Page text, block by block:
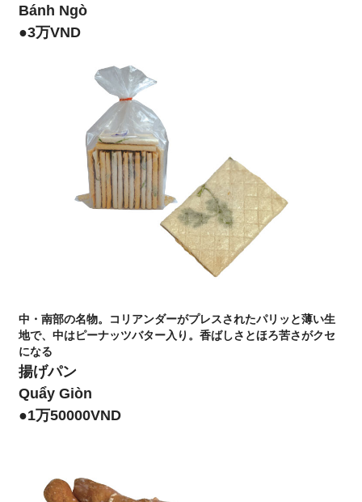
Bánh Ngò
●3万VND
中・南部の名物。コリアンダーがプレスされたパリッと薄い生
地で、中はピーナッツバター入り。香ばしさとほろ苦さがクセ
になる
揚げパン
Quẩy Giòn
●1万50000VND